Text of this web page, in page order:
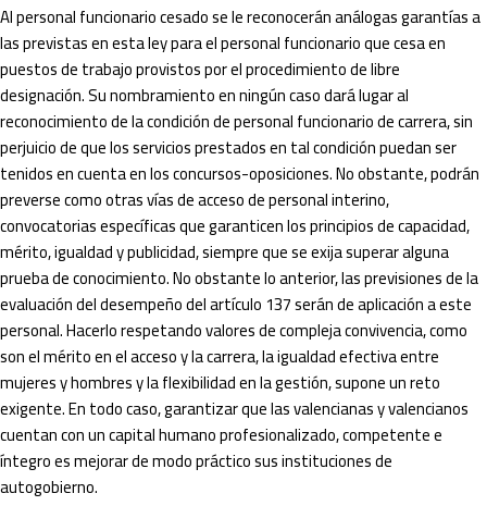
Al personal funcionario cesado se le reconocerán análogas garantías a
las previstas en esta ley para el personal funcionario que cesa en
puestos de trabajo provistos por el procedimiento de libre
designación. Su nombramiento en ningún caso dará lugar al
reconocimiento de la condición de personal funcionario de carrera, sin
perjuicio de que los servicios prestados en tal condición puedan ser
tenidos en cuenta en los concursos-oposiciones. No obstante, podrán
preverse como otras vías de acceso de personal interino,
convocatorias específicas que garanticen los principios de capacidad,
mérito, igualdad y publicidad, siempre que se exija superar alguna
prueba de conocimiento. No obstante lo anterior, las previsiones de la
evaluación del desempeño del artículo 137 serán de aplicación a este
personal. Hacerlo respetando valores de compleja convivencia, como
son el mérito en el acceso y la carrera, la igualdad efectiva entre
mujeres y hombres y la flexibilidad en la gestión, supone un reto
exigente. En todo caso, garantizar que las valencianas y valencianos
cuentan con un capital humano profesionalizado, competente e
íntegro es mejorar de modo práctico sus instituciones de
autogobierno.